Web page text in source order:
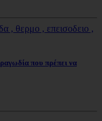
που πρέπει να